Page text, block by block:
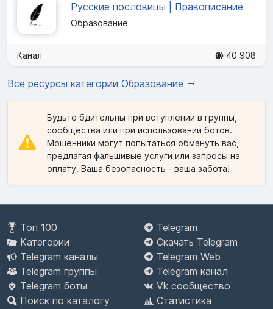
Русские пословицы | Правописание
Образование
Канал 40 908
Все ресурсы категории Образование
Будьте бдительны при вступлении в группы,
сообщества или при использовании ботов.
Мошенники могут попытаться обмануть вас,
предлагая фальшивые услуги или запросы на
оплату. Ваша безопасность - ваша забота!
Топ 100
Категории
Telegram каналы
Telegram группы
Telegram боты
Поиск по каталогу
Telegram
Скачать Telegram
Telegram Web
Telegram канал
Vk сообщество
Статистика